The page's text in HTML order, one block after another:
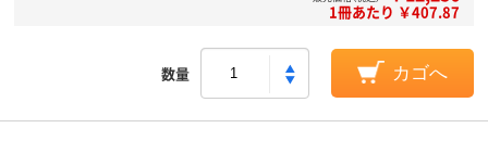
1冊あたり ￥407.87
数量 カゴへ